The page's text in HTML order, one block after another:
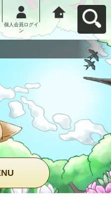
個人会員ログイ
ン
大府市民活動支
援サイト コラビ
アへ戻る